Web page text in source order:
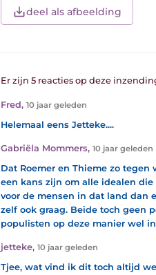
deel als afbeelding
Er zijn 5 reacties op deze
Fred, 10 jaar geleden
Helemaal eens Jetteke....
Gabriëla Mommers, 10 jaar geleden
Dat Roemer en Thieme zo
een kans zijn om alle idealen
voor de mensen in dat land dan
zelf ook graag. Beide toch geen
populisten op deze manier wel
jetteke, 10 jaar geleden
Tjee, wat vind ik dit toch altijd